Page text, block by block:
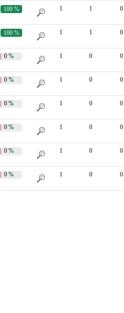
100 % 1 1 0
100 % 1 1 0
0 % 1 0 0
0 % 1 0 0
0 % 1 0 0
0 % 1 0 0
0 % 1 0 0
0 % 1 0 0